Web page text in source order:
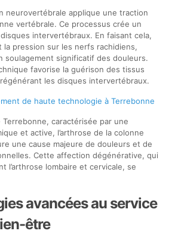
neurovertébrale applique une traction
vertébrale. Ce processus crée un
intervertébraux. En faisant cela,
la pression sur les nerfs rachidiens,
soulagement significatif des douleurs.
favorise la guérison des tissus
les disques intervertébraux.
de haute technologie à Terrebonne
Terrebonne, caractérisée par une
et active, l’arthrose de la colonne
une cause majeure de douleurs et de
Cette affection dégénérative, qui
l’arthrose lombaire et cervicale, se
avancées au service
être